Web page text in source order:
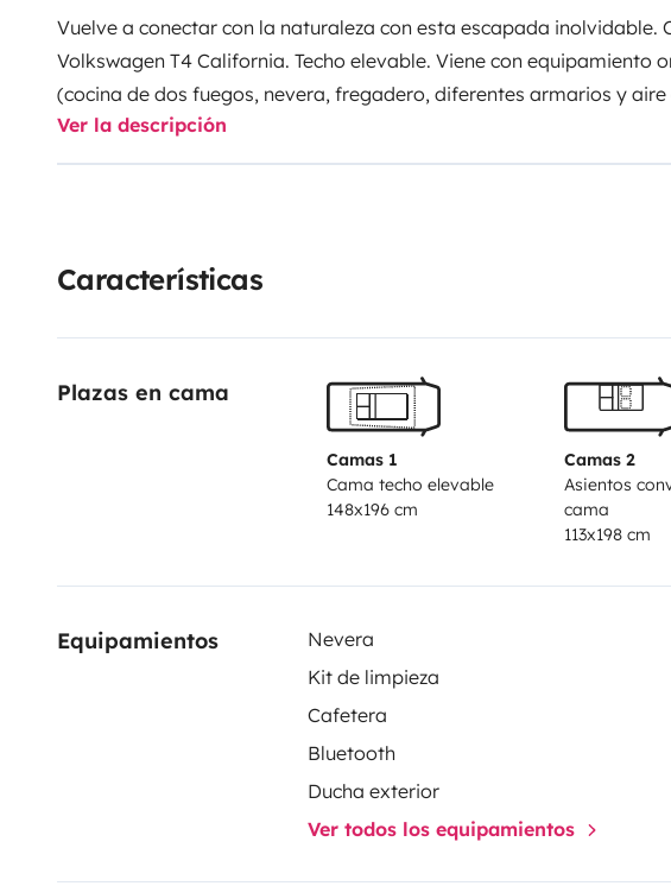
Vuelve a conectar con la naturaleza con esta escapada inolvidable.
Volkswagen T4 California. Techo elevable. Viene con equipamiento
(cocina de dos fuegos, nevera, fregadero, diferentes armarios y
Dispone de ropa de cama, toallas, enseres de cocina, ducha, sillas y
camping. Tiene dos camas, el asiento trasero que se hace cama y
Ver la descripción
Características
Plazas en cama
Camas 1
Cama techo elevable
148x196 cm
Camas 2
Asientos
cama
113x198 cm
Equipamientos Nevera
Kit de limpieza
Cafetera
Bluetooth
Ducha exterior
Ver todos los equipamientos